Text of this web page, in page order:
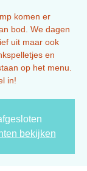
komen er
bod. We dagen
uit maar ook
en
op het menu.
in!
bekijken